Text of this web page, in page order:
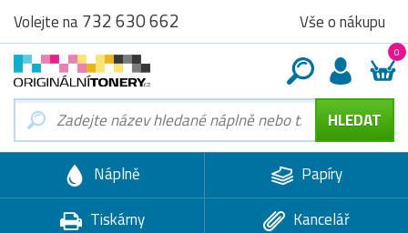
Volejte na732 630 662 Vše o nákupu
0
Náplně
Papíry
Tiskárny
Kancelář